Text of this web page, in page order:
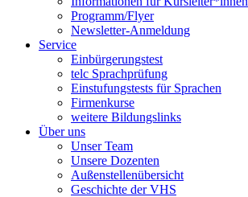
Programm/Flyer
Newsletter-Anmeldung
Service
Einbürgerungstest
telc Sprachprüfung
Einstufungstests für Sprachen
Firmenkurse
weitere Bildungslinks
Über uns
Unser Team
Unsere Dozenten
Außenstellenübersicht
Geschichte der VHS